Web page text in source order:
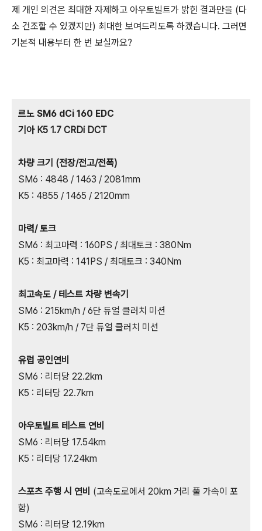
제 개인 의견은 최대한 자제하고 아우토빌트가 밝힌 결과만을 (다
소 건조할 수 있겠지만) 최대한 보여드리도록 하겠습니다. 그러면
기본적 내용부터 한 번 보실까요?
르노 SM6 dCi 160 EDC
기아 K5 1.7 CRDi DCT
차량 크기 (전장/전고/전폭)
SM6 : 4848 / 1463 / 2081mm
K5 : 4855 / 1465 / 2120mm
마력/ 토크
SM6 : 최고마력 : 160PS / 최대토크 : 380Nm
K5 : 최고마력 : 141PS / 최대토크 : 340Nm
최고속도 / 테스트 차량 변속기
SM6 : 215km/h / 6단 듀얼 클러치 미션
K5 : 203km/h / 7단 듀얼 클러치 미션
유럽 공인연비
SM6 : 리터당 22.2km
K5 : 리터당 22.7km
아우토빌트 테스트 연비
SM6 : 리터당 17.54km
K5 : 리터당 17.24km
스포츠 주행 시 연비 (고속도로에서 20km 거리 풀 가속이 포
함)
SM6 : 리터당 12.19km